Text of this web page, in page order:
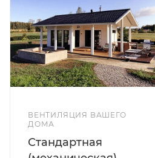
ВЕНТИЛЯЦИЯ ВАШЕГО
ДОМА
Стандартная